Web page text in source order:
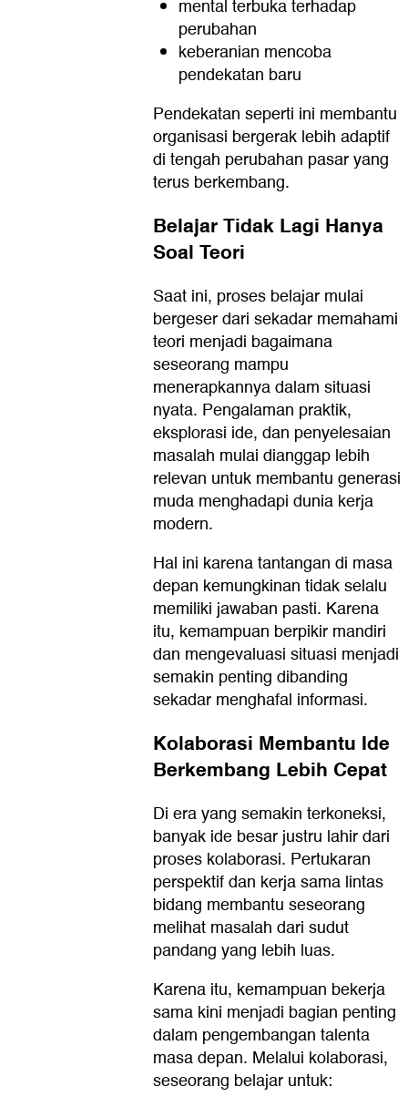
mental terbuka terhadap
perubahan
keberanian mencoba
pendekatan baru
Pendekatan seperti ini membantu
organisasi bergerak lebih adaptif
di tengah perubahan pasar yang
terus berkembang.
Belajar Tidak Lagi Hanya
Soal Teori
Saat ini, proses belajar mulai
bergeser dari sekadar memahami
teori menjadi bagaimana
seseorang mampu
menerapkannya dalam situasi
nyata. Pengalaman praktik,
eksplorasi ide, dan penyelesaian
masalah mulai dianggap lebih
relevan untuk membantu generasi
muda menghadapi dunia kerja
modern.
Hal ini karena tantangan di masa
depan kemungkinan tidak selalu
memiliki jawaban pasti. Karena
itu, kemampuan berpikir mandiri
dan mengevaluasi situasi menjadi
semakin penting dibanding
sekadar menghafal informasi.
Kolaborasi Membantu Ide
Berkembang Lebih Cepat
Di era yang semakin terkoneksi,
banyak ide besar justru lahir dari
proses kolaborasi. Pertukaran
perspektif dan kerja sama lintas
bidang membantu seseorang
melihat masalah dari sudut
pandang yang lebih luas.
Karena itu, kemampuan bekerja
sama kini menjadi bagian penting
dalam pengembangan talenta
masa depan. Melalui kolaborasi,
seseorang belajar untuk: